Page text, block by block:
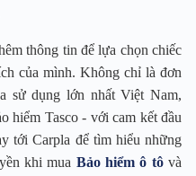
thông tin để lựa chọn chiếc
của mình. Không chỉ là đơn
sử dụng lớn nhất Việt Nam,
hiểm Tasco - với cam kết đầu
tới Carpla để tìm hiểu những
khi mua Bảo hiểm ô tôvà